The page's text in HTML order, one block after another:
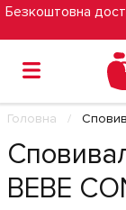
Безкоштовна
Головна
BEBE